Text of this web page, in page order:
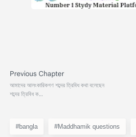
#bangla #Maddhamik questions